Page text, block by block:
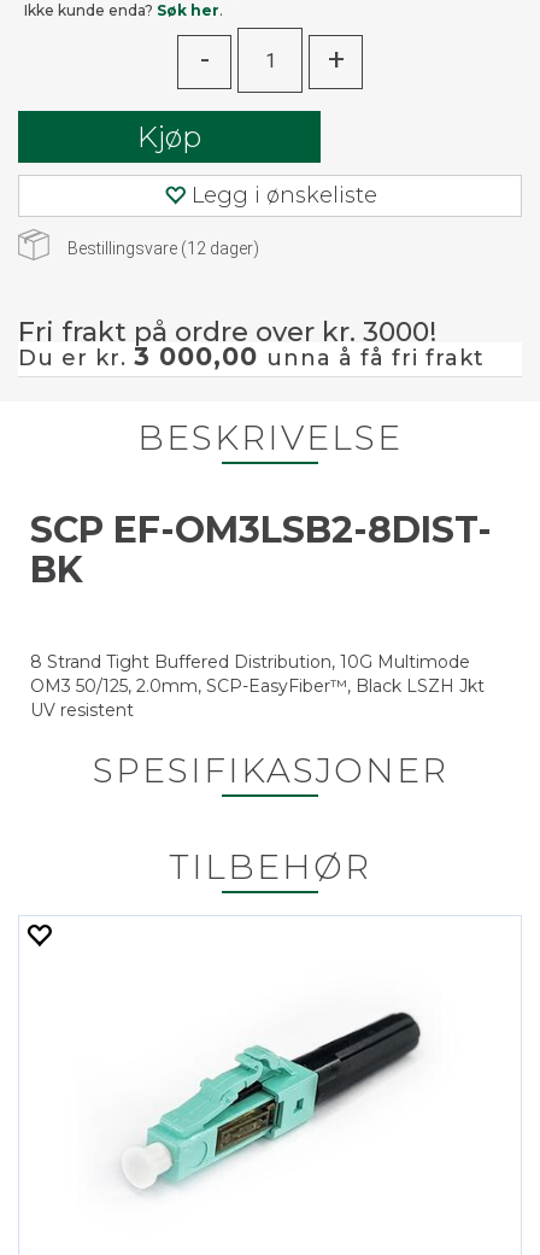
Ikke kunde enda? Søk her.
- +
Kjøp
Legg i ønskeliste
Bestillingsvare (12 dager)
Fri frakt på ordre over kr. 3000!
Du er kr. 3 000,00 unna å få fri frakt
BESKRIVELSE
SCP EF-OM3LSB2-8DIST-
BK
8 Strand Tight Buffered Distribution, 10G Multimode
OM3 50/125, 2.0mm, SCP-EasyFiber™, Black LSZH Jkt
UV resistent
SPESIFIKASJONER
TILBEHØR